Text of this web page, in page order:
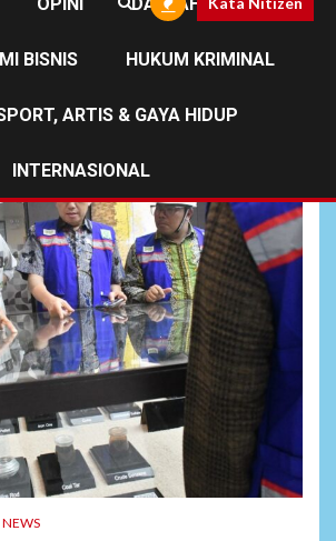
BISNIS HUKUM KRIMINAL
ARTIS & GAYA HIDUP
INTERNASIONAL
NEWS